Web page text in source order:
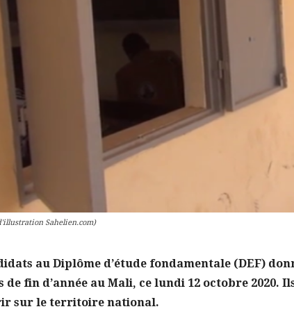
Sahelien.com)
au Diplôme d’étude fondamentale (DEF)
de fin d’année au Mali, ce lundi 12 octobre 2020.
sur le territoire national.